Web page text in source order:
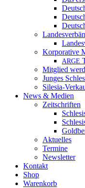
Korporative
ARGE
Mitglied
Junges
Silesia-
News & Medien
Zeitschriften
Aktuelles
Termine
Newsletter
Kontakt
Shop
Warenkorb